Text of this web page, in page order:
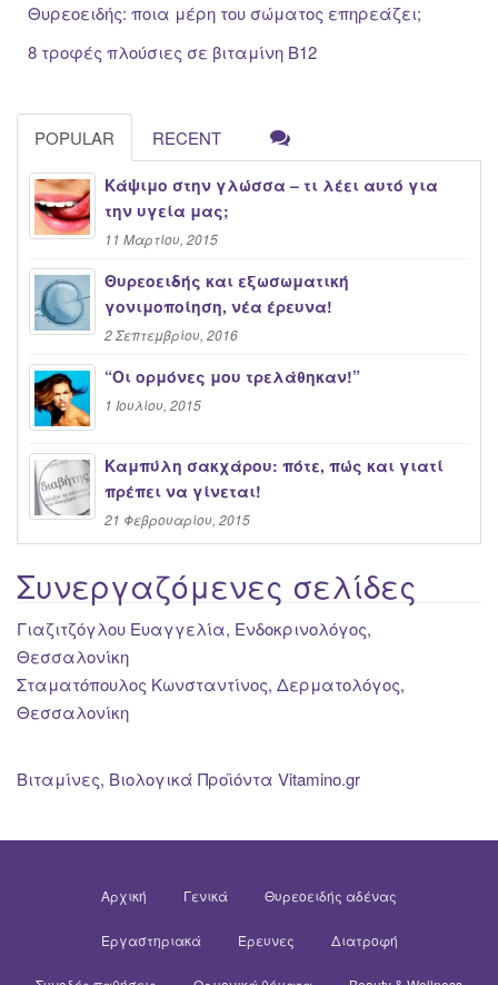
Θυρεοειδής: ποια μέρη του σώματος επηρεάζει;
8 τροφές πλούσιες σε βιταμίνη Β12
POPULAR RECENT
Κάψιμο στην γλώσσα – τι λέει αυτό για
την υγεία μας;
11 Μαρτίου, 2015
Θυρεοειδής και εξωσωματική
γονιμοποίηση, νέα έρευνα!
2 Σεπτεμβρίου, 2016
“Oι ορμόνες μου τρελάθηκαν!”
1 Ιουλίου, 2015
Καμπύλη σακχάρου: πότε, πώς και γιατί
πρέπει να γίνεται!
21 Φεβρουαρίου, 2015
Συνεργαζόμενες σελίδες
Γιαζιτζόγλου Ευαγγελία, Ενδοκρινολόγος,
Θεσσαλονίκη
Σταματόπουλος Κωνσταντίνος, Δερματολόγος,
Θεσσαλονίκη
Βιταμίνες, Βιολογικά Προϊόντα Vitamino.gr
Αρχική Γενικά Θυρεοειδής αδένας
Εργαστηριακά Έρευνες Διατροφή